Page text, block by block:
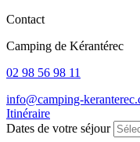
Contact
Camping de Kérantérec
02 98 56 98 11
info@camping-
Itinéraire
Dates de votre séjour